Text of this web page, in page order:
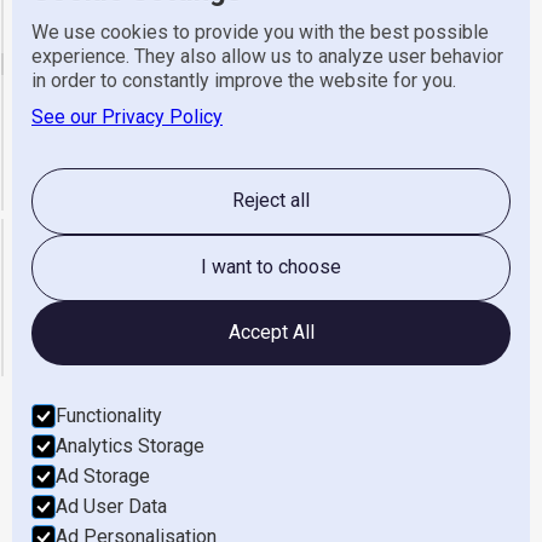
We use cookies to provide you with the best possible
experience. They also allow us to analyze user behavior
in order to constantly improve the website for you.
See our Privacy Policy
Reject all
I want to choose
Accept All
Functionality
Analytics Storage
Ad Storage
Ad User Data
Ad Personalisation
email
Algemeen
Openingstijden
Werken Bij
Privacyverklaring